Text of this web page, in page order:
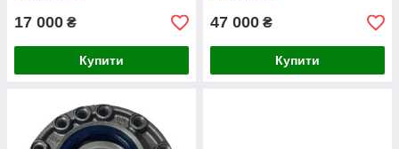
17 000 ₴
Купити
47 000 ₴
Купити